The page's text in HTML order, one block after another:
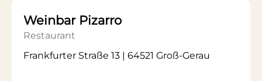
Weinbar Pizarro
Restaurant
Frankfurter Straße 13 | 64521 Groß-Gerau